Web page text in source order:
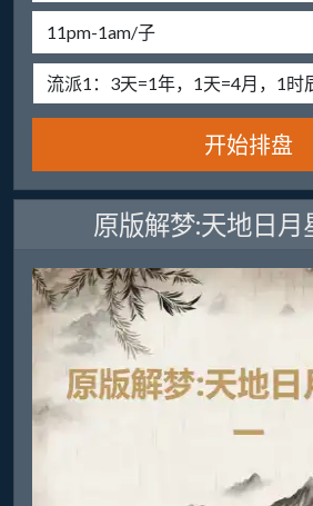
开始排盘
原版解梦:天地日月